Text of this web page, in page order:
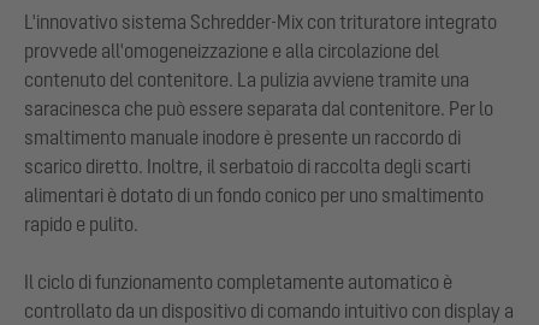
L'innovativo sistema Schredder-Mix con trituratore integrato
provvede all'omogeneizzazione e alla circolazione del
contenuto del contenitore. La pulizia avviene tramite una
saracinesca che può essere separata dal contenitore. Per lo
smaltimento manuale inodore è presente un raccordo di
scarico diretto. Inoltre, il serbatoio di raccolta degli scarti
alimentari è dotato di un fondo conico per uno smaltimento
rapido e pulito.
Il ciclo di funzionamento completamente automatico è
controllato da un dispositivo di comando intuitivo con display a